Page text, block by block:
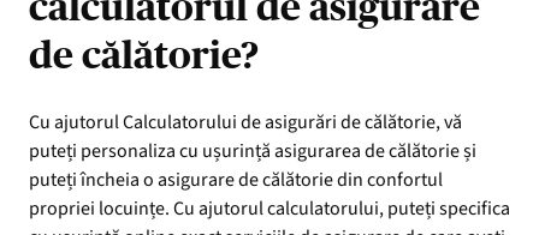
de călătorie?
Cu ajutorul Calculatorului de asigurări de călătorie, vă
puteți personaliza cu ușurință asigurarea de călătorie și
puteți încheia o asigurare de călătorie din confortul
propriei locuințe. Cu ajutorul calculatorului, puteți specifica